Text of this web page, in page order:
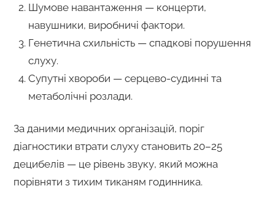
Шумове навантаження — концерти,
навушники, виробничі фактори.
Генетична схильність — спадкові порушення
слуху.
Супутні хвороби — серцево-судинні та
метаболічні розлади.
За даними медичних організацій, поріг
діагностики втрати слуху становить 20–25
децибелів — це рівень звуку, який можна
порівняти з тихим тиканям годинника.